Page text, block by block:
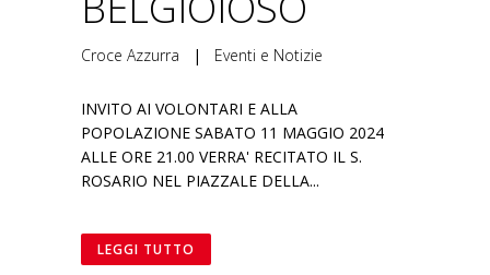
Croce Azzurra | Eventi e Notizie
INVITO AI VOLONTARI E ALLA
POPOLAZIONE SABATO 11 MAGGIO 2024
ALLE ORE 21.00 VERRA' RECITATO IL S.
ROSARIO NEL PIAZZALE DELLA...
LEGGI TUTTO